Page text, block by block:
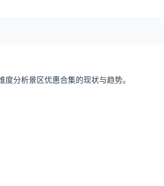
分析景区优惠合集的现状与趋势。